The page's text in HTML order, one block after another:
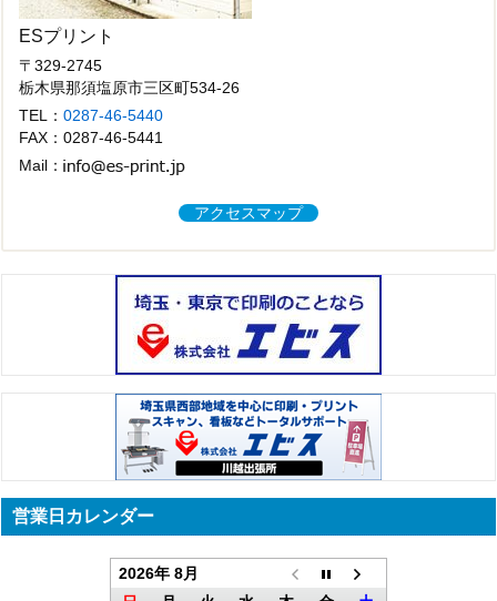
ESプリント
〒329-2745
栃木県那須塩原市三区町534-26
TEL：0287-46-5440
FAX：0287-46-5441
Mail：
アクセスマップ
営業日カレンダー
2026年 8月